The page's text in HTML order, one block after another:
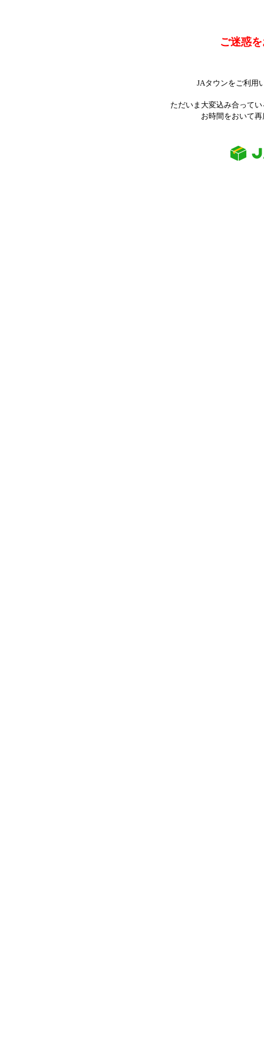
ご迷惑
JAタウンをご利用
ただいま大変込み合って
お時間をおいて